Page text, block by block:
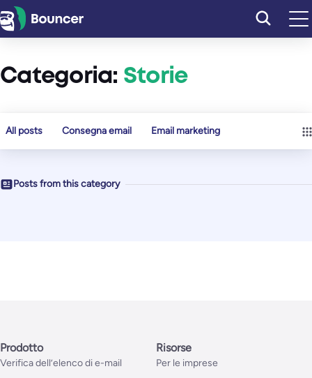
Vai
al
Categoria: Storie
All posts Consegna email Email marketing
Posts from this category
Prodotto
Verifica dell’elenco di e-mail
Risorse
Per le imprese